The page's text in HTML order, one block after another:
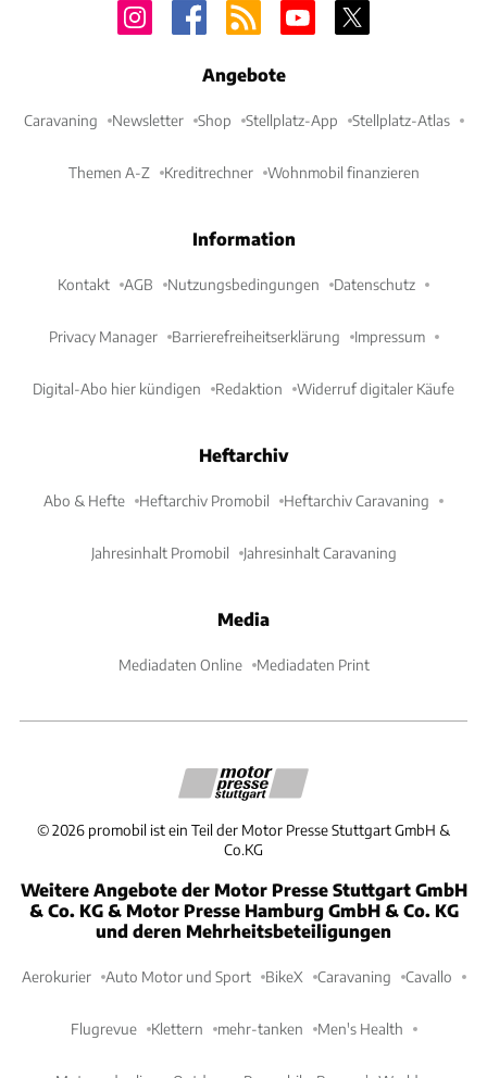
Angebote
Caravaning Newsletter Shop Stellplatz-App Stellplatz-Atlas
Themen A-Z Kreditrechner Wohnmobil finanzieren
Information
Kontakt AGB Nutzungsbedingungen Datenschutz
Privacy Manager Barrierefreiheitserklärung Impressum
Digital-Abo hier kündigen Redaktion Widerruf digitaler Käufe
Heftarchiv
Abo & Hefte Heftarchiv Promobil Heftarchiv Caravaning
Jahresinhalt Promobil Jahresinhalt Caravaning
Media
Mediadaten Online Mediadaten Print
©2026 promobil ist ein Teil der Motor Presse Stuttgart GmbH &
Co.KG
Weitere Angebote der Motor Presse Stuttgart GmbH
& Co. KG & Motor Presse Hamburg GmbH & Co. KG
und deren Mehrheitsbeteiligungen
Aerokurier Auto Motor und Sport BikeX Caravaning Cavallo
Flugrevue Klettern mehr-tanken Men's Health